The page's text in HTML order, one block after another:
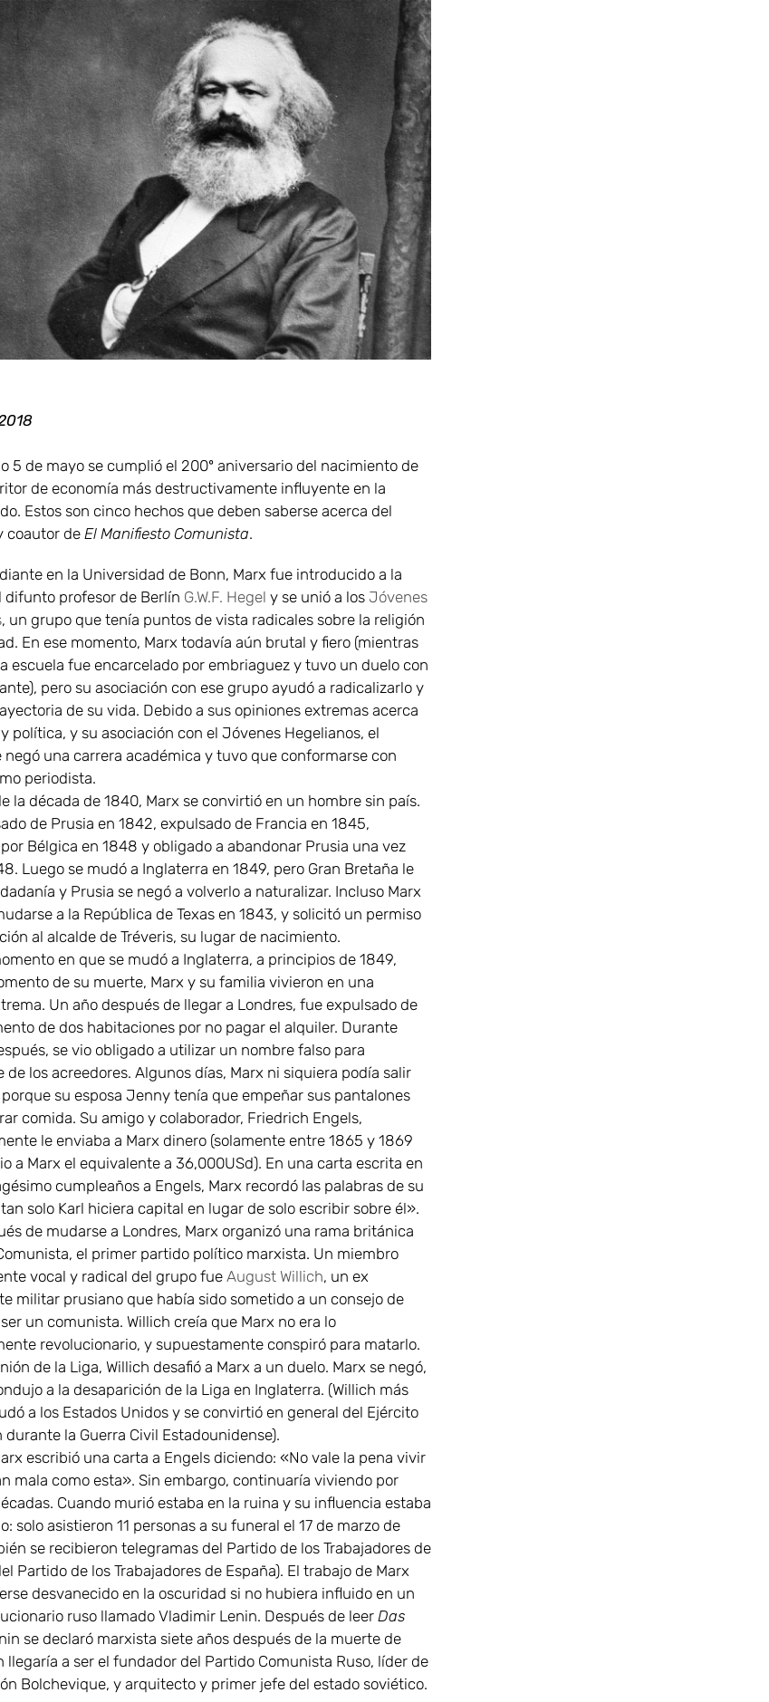
5 de mayo se cumplió el 200º aniversario del nacimiento de
de economía más destructivamente influyente en la
Estos son cinco hechos que deben saberse acerca del
coautor de El Manifiesto Comunista.
en la Universidad de Bonn, Marx fue introducido a la
difunto profesor de Berlín G.W.F. Hegel y se unió a los Jóvenes
, un grupo que tenía puntos de vista radicales sobre la religión
En ese momento, Marx todavía aún brutal y fiero (mientras
escuela fue encarcelado por embriaguez y tuvo un duelo con
pero su asociación con ese grupo ayudó a radicalizarlo y
de su vida. Debido a sus opiniones extremas acerca
política, y su asociación con el Jóvenes Hegelianos, el
negó una carrera académica y tuvo que conformarse con
periodista.
la década de 1840, Marx se convirtió en un hombre sin país.
de Prusia en 1842, expulsado de Francia en 1845,
Bélgica en 1848 y obligado a abandonar Prusia una vez
Luego se mudó a Inglaterra en 1849, pero Gran Bretaña le
y Prusia se negó a volverlo a naturalizar. Incluso Marx
a la República de Texas en 1843, y solicitó un permiso
al alcalde de Tréveris, su lugar de nacimiento.
en que se mudó a Inglaterra, a principios de 1849,
de su muerte, Marx y su familia vivieron en una
Un año después de llegar a Londres, fue expulsado de
de dos habitaciones por no pagar el alquiler. Durante
se vio obligado a utilizar un nombre falso para
de los acreedores. Algunos días, Marx ni siquiera podía salir
porque su esposa Jenny tenía que empeñar sus pantalones
comida. Su amigo y colaborador, Friedrich Engels,
le enviaba a Marx dinero (solamente entre 1865 y 1869
a Marx el equivalente a 36,000USd). En una carta escrita en
cumpleaños a Engels, Marx recordó las palabras de su
solo Karl hiciera capital en lugar de solo escribir sobre él».
de mudarse a Londres, Marx organizó una rama británica
el primer partido político marxista. Un miembro
vocal y radical del grupo fueAugust Willich, un ex
militar prusiano que había sido sometido a un consejo de
un comunista. Willich creía que Marx no era lo
revolucionario, y supuestamente conspiró para matarlo.
de la Liga, Willich desafió a Marx a un duelo. Marx se negó,
a la desaparición de la Liga en Inglaterra. (Willich más
a los Estados Unidos y se convirtió en general del Ejército
durante la Guerra Civil Estadounidense).
escribió una carta a Engels diciendo: «No vale la pena vivir
mala como esta». Sin embargo, continuaría viviendo por
Cuando murió estaba en la ruina y su influencia estaba
solo asistieron 11 personas a su funeral el 17 de marzo de
se recibieron telegramas del Partido de los Trabajadores de
Partido de los Trabajadores de España). El trabajo de Marx
desvanecido en la oscuridad si no hubiera influido en un
ruso llamado Vladimir Lenin. Después de leer Das
se declaró marxista siete años después de la muerte de
llegaría a ser el fundador del Partido Comunista Ruso, líder de
Bolchevique, y arquitecto y primer jefe del estado soviético.